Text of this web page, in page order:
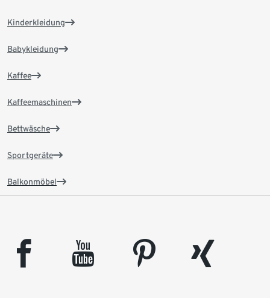
Kinderkleidung
Babykleidung
Kaffee
Kaffeemaschinen
Bettwäsche
Sportgeräte
Balkonmöbel
facebook youtube pinterest
xing